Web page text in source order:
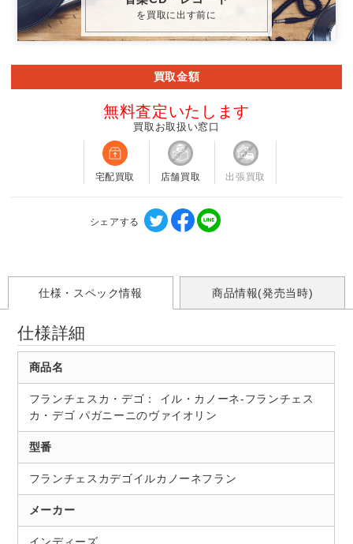
を買取に出す前に
買取金額
無料査定いたします
買取お取扱い窓口
宅配買取 店舗買取 出張買取
シェアする
仕様・スペック情報 商品情報(発売当時)
仕様詳細
商品名
フランチェスカ・デゴ： イル・カノーネ-フランチェス
カ・デゴ パガニーニのヴァイオリン
型番
フランチェスカデゴイルカノーネフラン
メーカー